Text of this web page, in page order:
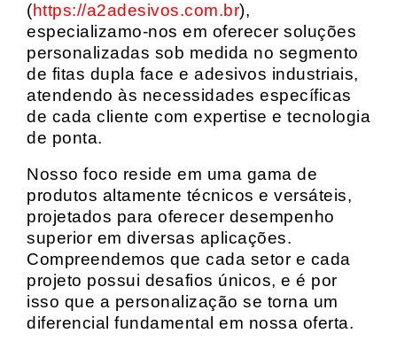
(https://a2adesivos.com.br),
especializamo-nos em oferecer soluções
personalizadas sob medida no segmento
de fitas dupla face e adesivos industriais,
atendendo às necessidades específicas
de cada cliente com expertise e tecnologia
de ponta.
Nosso foco reside em uma gama de
produtos altamente técnicos e versáteis,
projetados para oferecer desempenho
superior em diversas aplicações.
Compreendemos que cada setor e cada
projeto possui desafios únicos, e é por
isso que a personalização se torna um
diferencial fundamental em nossa oferta.